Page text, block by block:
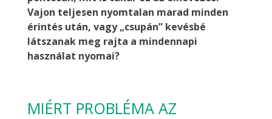
Vajon teljesen nyomtalan marad minden
érintés után, vagy „csupán” kevésbé
látszanak meg rajta a mindennapi
használat nyomai?
MIÉRT PROBLÉMA AZ